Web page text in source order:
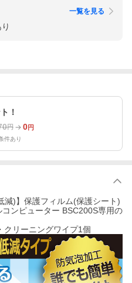
一覧を見る
！
円 0円
件あり
減)】保護フィルム(保護シート)
ンピューター BSC200S専用の
リーニングワイプ1個